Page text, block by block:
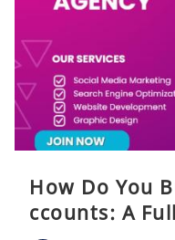
How Do You
ccounts: A